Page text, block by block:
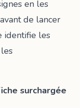
en les
de lancer
identifie les
surchargée